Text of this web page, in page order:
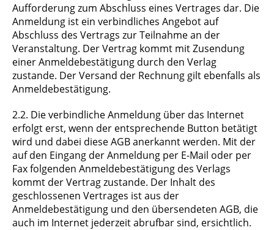
Aufforderung zum Abschluss eines Vertrages dar. Die
Anmeldung ist ein verbindliches Angebot auf
Abschluss des Vertrags zur Teilnahme an der
Veranstaltung. Der Vertrag kommt mit Zusendung
einer Anmeldebestätigung durch den Verlag
zustande. Der Versand der Rechnung gilt ebenfalls als
Anmeldebestätigung.
2.2. Die verbindliche Anmeldung über das Internet
erfolgt erst, wenn der entsprechende Button betätigt
wird und dabei diese AGB anerkannt werden. Mit der
auf den Eingang der Anmeldung per E-Mail oder per
Fax folgenden Anmeldebestätigung des Verlags
kommt der Vertrag zustande. Der Inhalt des
geschlossenen Vertrages ist aus der
Anmeldebestätigung und den übersendeten AGB, die
auch im Internet jederzeit abrufbar sind, ersichtlich.